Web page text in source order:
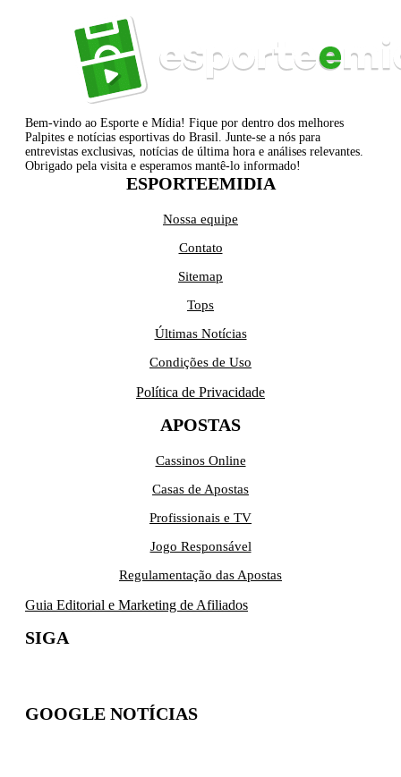
Bem-vindo ao Esporte e Mídia! Fique por dentro dos melhores
Palpites e notícias esportivas do Brasil. Junte-se a nós para
entrevistas exclusivas, notícias de última hora e análises relevantes.
Obrigado pela visita e esperamos mantê-lo informado!
ESPORTEEMIDIA
Nossa equipe
Contato
Sitemap
Tops
Últimas Notícias
Condições de Uso
Política de Privacidade
APOSTAS
Cassinos Online
Casas de Apostas
Profissionais e TV
Jogo Responsável
Regulamentação das Apostas
Guia Editorial e Marketing de Afiliados
SIGA
GOOGLE NOTÍCIAS